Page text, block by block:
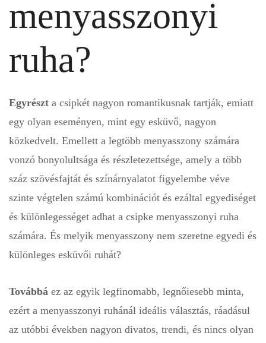
menyasszonyi
ruha?
Egyrészt a csipkét nagyon romantikusnak tartják, emiatt
egy olyan eseményen, mint egy esküvő, nagyon
közkedvelt. Emellett a legtöbb menyasszony számára
vonzó bonyolultsága és részletezettsége, amely a több
száz szövésfajtát és színárnyalatot figyelembe véve
szinte végtelen számú kombinációt és ezáltal egyediséget
és különlegességet adhat a csipke menyasszonyi ruha
számára. És melyik menyasszony nem szeretne egyedi és
különleges esküvői ruhát?
Továbbá ez az egyik legfinomabb, legnőiesebb minta,
ezért a menyasszonyi ruhánál ideális választás, ráadásul
az utóbbi években nagyon divatos, trendi, és nincs olyan